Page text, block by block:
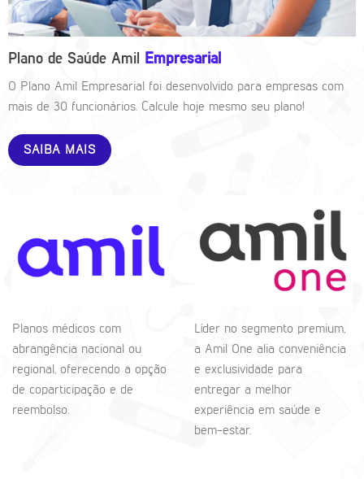
Plano de Saúde Amil Empresarial
O Plano Amil Empresarial foi desenvolvido para empresas com
mais de 30 funcionários. Calcule hoje mesmo seu plano!
SAIBA MAIS
Planos médicos com
abrangência nacional ou
regional, oferecendo a opção
de coparticipação e de
reembolso.
Líder no segmento premium,
a Amil One alia conveniência
e exclusividade para
entregar a melhor
experiência em saúde e
bem-estar.